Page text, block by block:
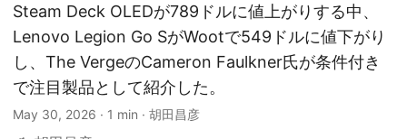
Steam Deck OLEDが789ドルに値上がりする中、
Lenovo Legion Go SがWootで549ドルに値下がり
し、The VergeのCameron Faulkner氏が条件付き
で注目製品として紹介した。
May 30, 2026 · 1 min · 胡田昌彦